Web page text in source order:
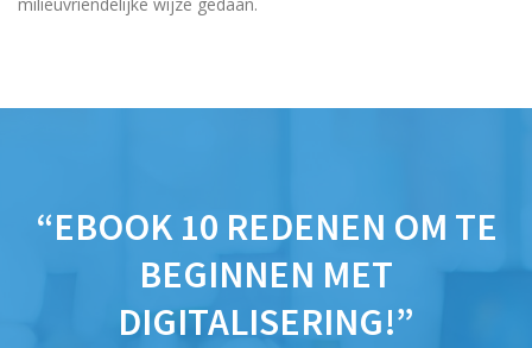
milieuvriendelijke wijze gedaan.
“EBOOK 10 REDENEN OM TE
BEGINNEN MET
DIGITALISERING!”